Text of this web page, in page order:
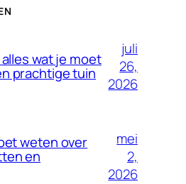
wat je moet
prachtige tuin
juli
26,
2026
weten over
en
mei
2,
2026